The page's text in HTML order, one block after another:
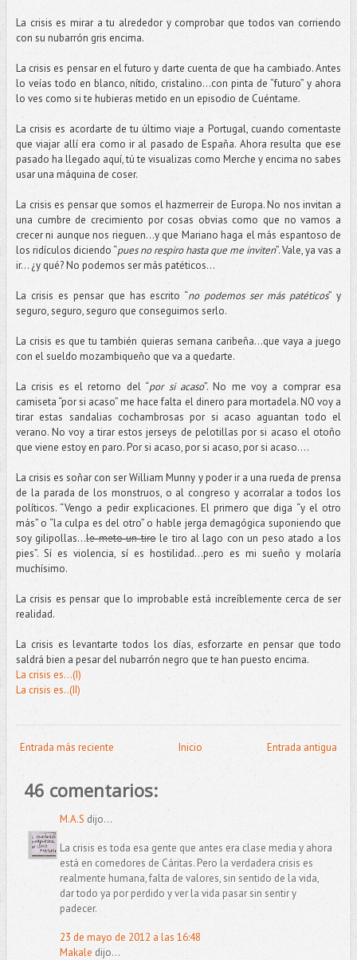
La crisis es mirar a tu alrededor y comprobar que todos van corriendo
con su nubarrón gris encima.
La crisis es pensar en el futuro y darte cuenta de que ha cambiado. Antes
lo veías todo en blanco, nítido, cristalino...con pinta de “futuro” y ahora
lo ves como si te hubieras metido en un episodio de Cuéntame.
La crisis es acordarte de tu último viaje a Portugal, cuando comentaste
que viajar allí era como ir al pasado de España. Ahora resulta que ese
pasado ha llegado aquí, tú te visualizas como Merche y encima no sabes
usar una máquina de coser.
La crisis es pensar que somos el hazmerreir de Europa. No nos invitan a
una cumbre de crecimiento por cosas obvias como que no vamos a
crecer ni aunque nos rieguen…y que Mariano haga el más espantoso de
los ridículos diciendo “pues no respiro hasta que me inviten”. Vale, ya vas a
ir… ¿y qué? No podemos ser más patéticos…
La crisis es pensar que has escrito “no podemos ser más patéticos” y
seguro, seguro, seguro que conseguimos serlo.
La crisis es que tu también quieras semana caribeña…que vaya a juego
con el sueldo mozambiqueño que va a quedarte.
La crisis es el retorno del “por si acaso”. No me voy a comprar esa
camiseta “por si acaso” me hace falta el dinero para mortadela. NO voy a
tirar estas sandalias cochambrosas por si acaso aguantan todo el
verano. No voy a tirar estos jerseys de pelotillas por si acaso el otoño
que viene estoy en paro. Por si acaso, por si acaso, por si acaso….
La crisis es soñar con ser William Munny y poder ir a una rueda de prensa
de la parada de los monstruos, o al congreso y acorralar a todos los
políticos. “Vengo a pedir explicaciones. El primero que diga “y el otro
más” o “la culpa es del otro” o hable jerga demagógica suponiendo que
soy gilipollas…le meto un tirole tiro al lago con un peso atado a los
pies”. Sí es violencia, sí es hostilidad…pero es mi sueño y molaría
muchísimo.
La crisis es pensar que lo improbable está increíblemente cerca de ser
realidad.
La crisis es levantarte todos los días, esforzarte en pensar que todo
saldrá bien a pesar del nubarrón negro que te han puesto encima.
La crisis es...(I)
La crisis es..(II)
Entrada más reciente Entrada antigua
Inicio
46 comentarios:
M.A.S dijo...
La crisis es toda esa gente que antes era clase media y ahora
está en comedores de Cáritas. Pero la verdadera crisis es
realmente humana, falta de valores, sin sentido de la vida,
dar todo ya por perdido y ver la vida pasar sin sentir y
padecer.
23 de mayo de 2012 a las 16:48
Makale dijo...